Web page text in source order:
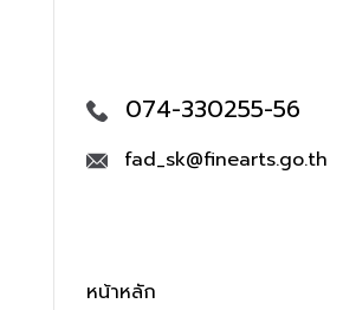
074-330255-56
fad_sk@finearts.go.th
หน้าหลัก